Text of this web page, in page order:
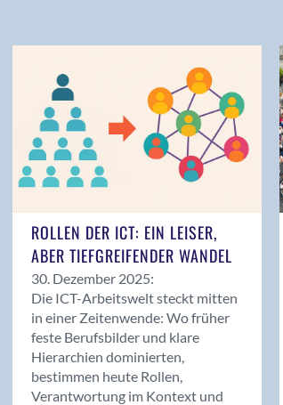
(SG)
ROLLEN DER ICT: EIN LEISER,
ABER TIEFGREIFENDER WANDEL
30. Dezember 2025:
Die ICT-Arbeitswelt steckt mitten
in einer Zeitenwende: Wo früher
feste Berufsbilder und klare
Hierarchien dominierten,
bestimmen heute Rollen,
Verantwortung im Kontext und